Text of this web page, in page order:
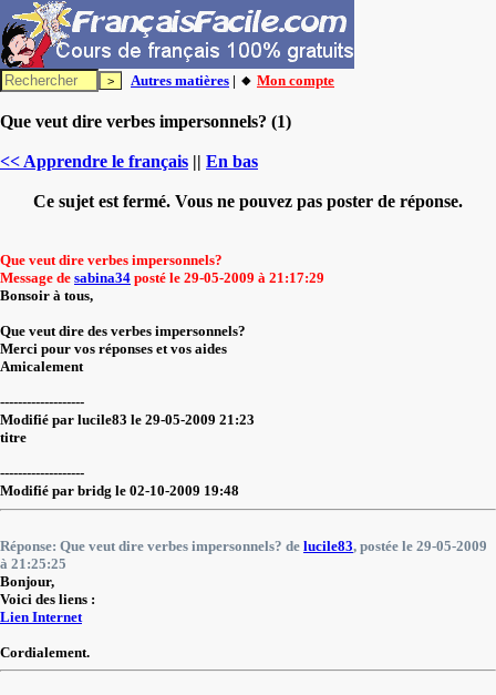
Autres matières | 🔸 Mon compte
Que veut dire verbes impersonnels? (1)
<< Apprendre le français || En bas
Ce sujet est fermé. Vous ne pouvez pas poster de réponse.
Que veut dire verbes impersonnels?
Message de sabina34 posté le 29-05-2009 à 21:17:29
Bonsoir à tous,
Que veut dire des verbes impersonnels?
Merci pour vos réponses et vos aides
Amicalement
-------------------
Modifié par lucile83 le 29-05-2009 21:23
titre
-------------------
Modifié par bridg le 02-10-2009 19:48
Réponse: Que veut dire verbes impersonnels? de lucile83, postée le 29-05-2009
à 21:25:25
Bonjour,
Voici des liens :
Lien Internet
Cordialement.